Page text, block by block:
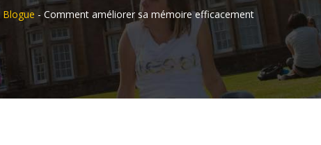
Blogue - Comment améliorer sa mémoire efficacement